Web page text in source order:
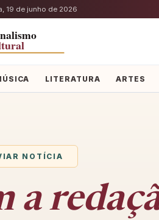
19 de junho de 2026
LITERATURA ARTES
NOTÍCIA
a